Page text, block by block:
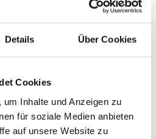
Details Über Cookies
Cookies
Inhalte und Anzeigen zu
für soziale Medien anbieten
auf unsere Website zu
Cluster: Ten years of
– Part 2